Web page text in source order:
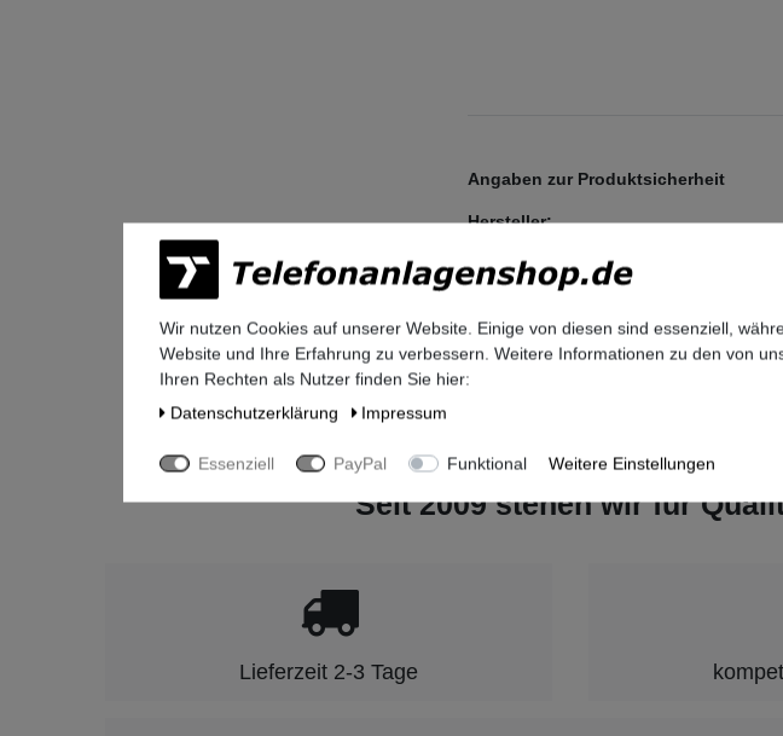
Angaben zur Produktsicherheit
Hersteller:
Otto-Hahn-Ring
6
München
Deutschland
legal@mitel.com
+49-(0)89-7007-0
Seit 2009 stehen wir für
Lieferzeit 2-3 Tage
Wir nutzen Cookies auf unserer Website. Einige von diesen sind essenziell,
Website und Ihre Erfahrung zu verbessern. Weitere Informationen zu den von
Ihren Rechten als Nutzer finden Sie hier:
Daten­schutz­erklärung
Impressum
Essenziell PayPal Funktional Weitere Einstellungen